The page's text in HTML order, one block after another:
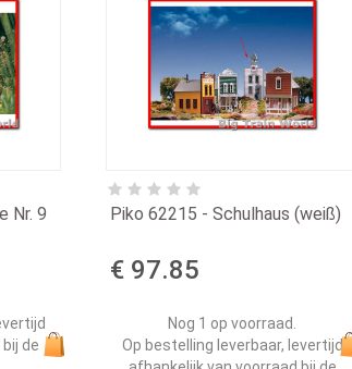
Nr. 9
de
Piko 62215 - Schulhaus (weiß)
€ 97.85
Nog 1 op voorraad.
Op bestelling leverbaar, levertijd